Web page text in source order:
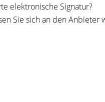
elektronische Signatur?
Sie sich an den